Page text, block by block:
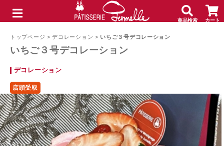
商品検索 カート
トップページ >デコレーション > いちご３号デコレーション
いちご３号デコレーション
デコレーション
店頭受取